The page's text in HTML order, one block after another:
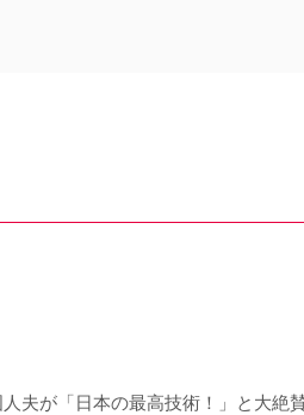
夫が「日本の最高技術！」と大絶